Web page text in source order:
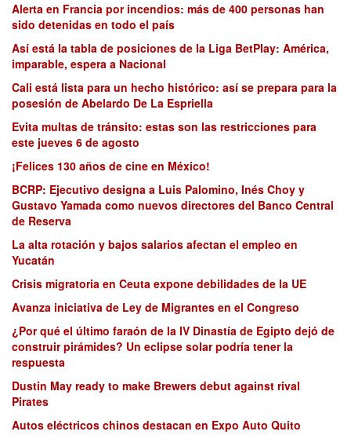
Alerta en Francia por incendios: más de 400 personas han
sido detenidas en todo el país
Así está la tabla de posiciones de la Liga BetPlay: América,
imparable, espera a Nacional
Cali está lista para un hecho histórico: así se prepara para la
posesión de Abelardo De La Espriella
Evita multas de tránsito: estas son las restricciones para
este jueves 6 de agosto
¡Felices 130 años de cine en México!
BCRP: Ejecutivo designa a Luis Palomino, Inés Choy y
Gustavo Yamada como nuevos directores del Banco Central
de Reserva
La alta rotación y bajos salarios afectan el empleo en
Yucatán
Crisis migratoria en Ceuta expone debilidades de la UE
Avanza iniciativa de Ley de Migrantes en el Congreso
¿Por qué el último faraón de la IV Dinastía de Egipto dejó de
construir pirámides? Un eclipse solar podría tener la
respuesta
Dustin May ready to make Brewers debut against rival
Pirates
Autos eléctricos chinos destacan en Expo Auto Quito